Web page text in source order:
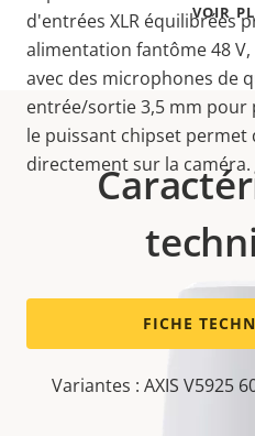
VOIR
d'entrées XLR équilibrées
alimentation fantôme 48
avec des microphones de
entrée/sortie 3,5 mm pour
le puissant chipset permet
directement sur la caméra.
FICHE
Variantes : AXIS V5925